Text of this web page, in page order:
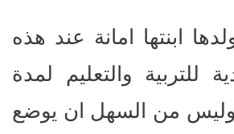
ابنتها امانة عند هذه
للتربية والتعليم لمدة
من السهل ان يوضع